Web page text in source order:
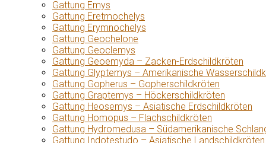
Gattung Emys
Gattung Eretmochelys
Gattung Erymnochelys
Gattung Geochelone
Gattung Geoclemys
Gattung Geoemyda – Zacken-Erdschildkröten
Gattung Glyptemys – Amerikanische
Gattung Gopherus – Gopherschildkröten
Gattung Graptemys – Höckerschildkröten
Gattung Heosemys – Asiatische Erdschildkröten
Gattung Homopus – Flachschildkröten
Gattung Hydromedusa – Südamerikanische
Gattung Indotestudo – Asiatische Landschildkröten